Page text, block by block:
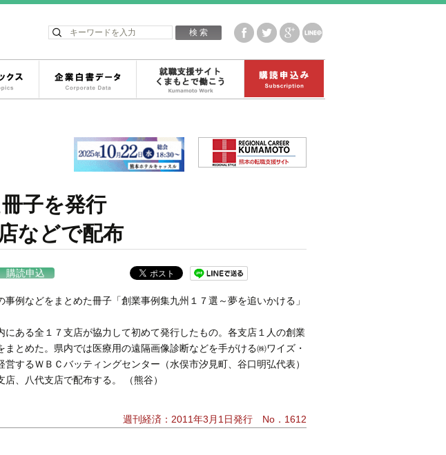
企業白書データ
子を発行
などで配布
購読申込
例などをまとめた冊子「創業事例集九州１７選～夢を追いかける」
ある全１７支店が協力して初めて発行したもの。各支店１人の創業
とめた。県内では医療用の遠隔画像診断などを手がける㈱ワイズ・
するＷＢＣバッティングセンター（水俣市汐見町、谷口明弘代表）
、八代支店で配布する。 （熊谷）
週刊経済：2011年3月1日発行 No．1612